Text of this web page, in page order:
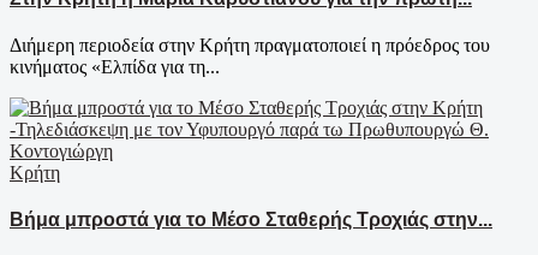
Διήμερη περιοδεία στην Κρήτη πραγματοποιεί η πρόεδρος του
κινήματος «Ελπίδα για τη...
Κρήτη
Βήμα μπροστά για το Μέσο Σταθερής Τροχιάς στην...